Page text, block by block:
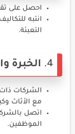
احصل على
انتبه
التعبئة.
4. الخبرة
الشركات ذات
مع الأثاث
اتصل
الموظفين.